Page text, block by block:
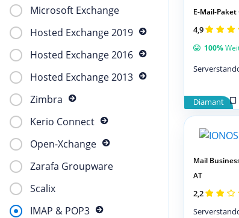
Microsoft Exchange
Hosted Exchange 2019
Hosted Exchange 2016
Hosted Exchange 2013
Zimbra
Kerio Connect
Open-Xchange
Zarafa Groupware
Scalix
IMAP & POP3
Diamant
E-Mail-Paket
4,9
100%
Mail
AT
2,2